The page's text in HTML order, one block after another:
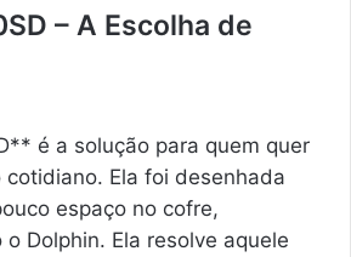
– A Escolha de
é a solução para quem quer
Ela foi desenhada
espaço no cofre,
Dolphin. Ela resolve aquele